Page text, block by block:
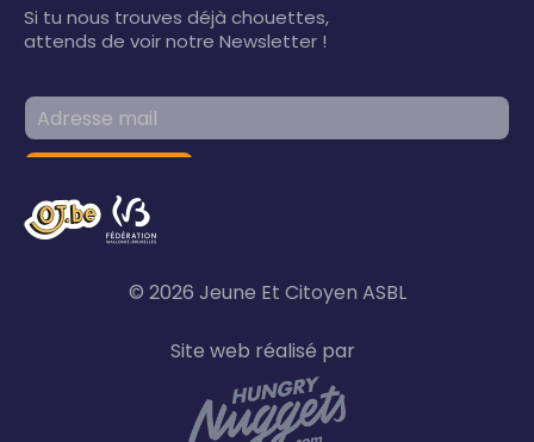
Si tu nous trouves déjà chouettes,
attends de voir notre Newsletter !
© 2026 Jeune Et Citoyen ASBL
Site web réalisé par